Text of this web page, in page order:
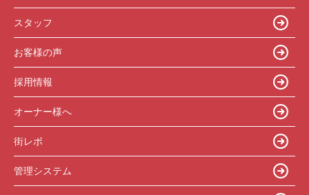
スタッフ
お客様の声
採用情報
オーナー様へ
街レポ
管理システム